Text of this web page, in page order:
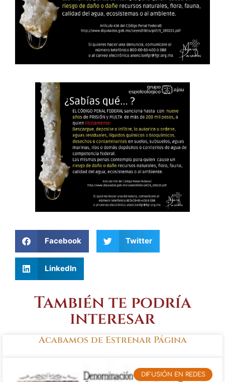
Facebook Twitter
LinkedIn
También te podría
interesar
Acabamos de Estrenar Página
DIFUSIÓN EN REDES